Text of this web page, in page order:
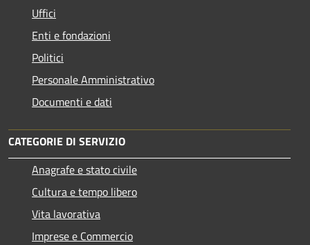
Uffici
Enti e fondazioni
Politici
Personale Amministrativo
Documenti e dati
CATEGORIE DI SERVIZIO
Anagrafe e stato civile
Cultura e tempo libero
Vita lavorativa
Imprese e Commercio